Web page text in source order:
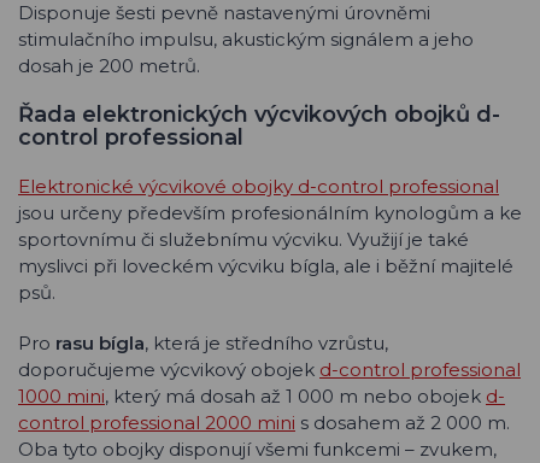
Disponuje šesti pevně nastavenými úrovněmi
stimulačního impulsu, akustickým signálem a jeho
dosah je 200 metrů.
Řada elektronických výcvikových obojků d-
control professional
Elektronické výcvikové obojky d-control professional
jsou určeny především profesionálním kynologům a ke
sportovnímu či služebnímu výcviku. Využijí je také
myslivci při loveckém výcviku bígla, ale i běžní majitelé
psů.
Pro rasu bígla, která je středního vzrůstu,
doporučujeme výcvikový obojek d-control professional
1000 mini, který má dosah až 1 000 m nebo obojek d-
control professional 2000 mini s dosahem až 2 000 m.
Oba tyto obojky disponují všemi funkcemi – zvukem,